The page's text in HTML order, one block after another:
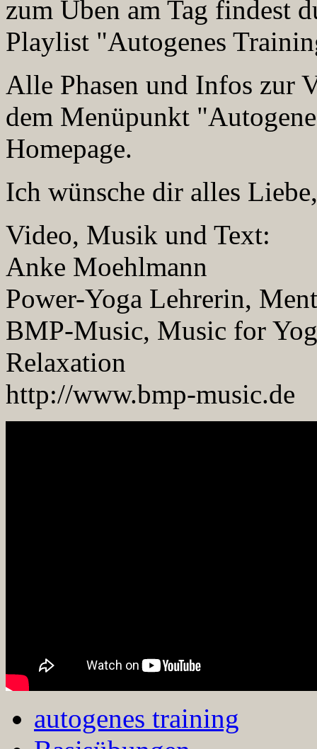
zum Üben am Tag findest
Playlist "Autogenes
Alle Phasen und Infos zur
dem Menüpunkt
Homepage.
Ich wünsche dir alles
Video, Musik und Text:
Anke Moehlmann
Power-Yoga Lehrerin,
BMP-Music, Music for
Relaxation
http://www.bmp-music.de
autogenes training